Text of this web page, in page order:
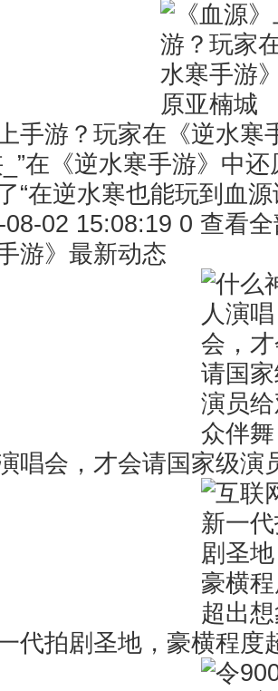
上手游？玩家在《逆水
_”在《逆水寒手游》中
“在逆水寒也能玩到血
02 15:08:19 0 查看
游》最新动态
唱会，才会请国家级演
代拍剧圣地，豪横程度